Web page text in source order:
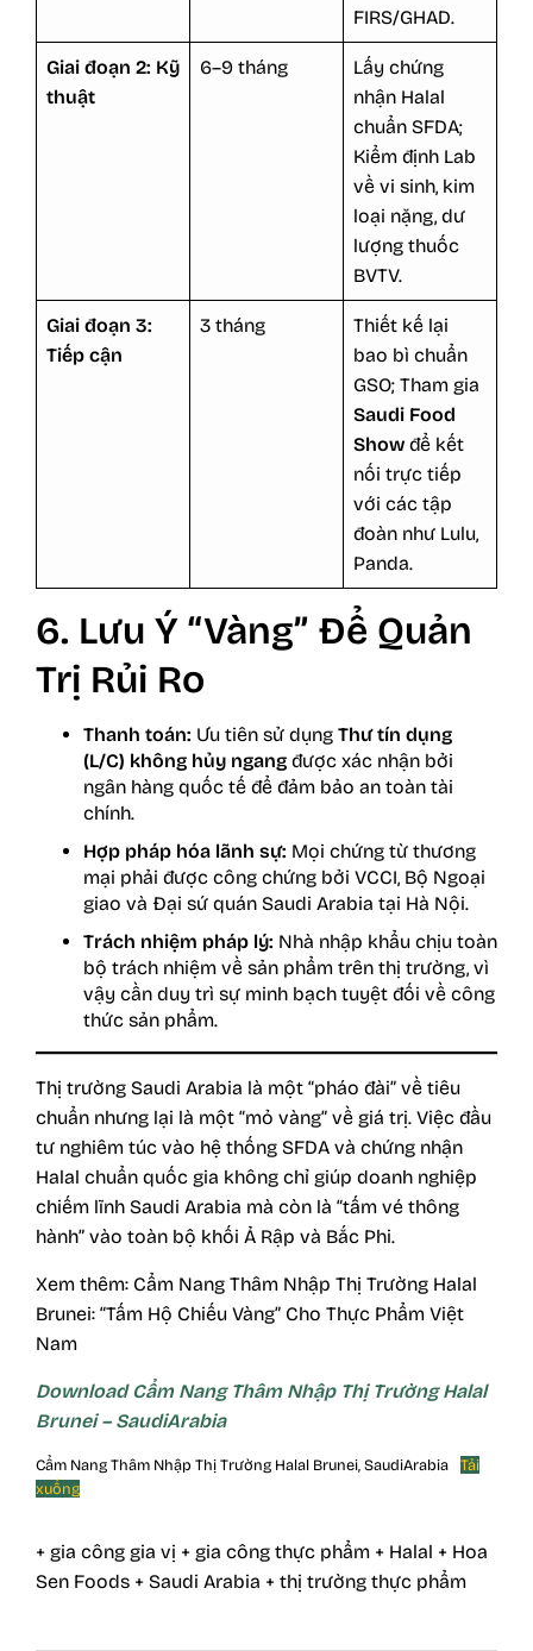
FIRS/GHAD.
Giai đoạn 2: Kỹ
thuật
6–9 tháng
Lấy chứng
nhận Halal
chuẩn SFDA;
Kiểm định Lab
về vi sinh, kim
loại nặng, dư
lượng thuốc
BVTV.
Giai đoạn 3:
Tiếp cận
3 tháng
Thiết kế lại
bao bì chuẩn
GSO; Tham gia
Saudi Food
Show để kết
nối trực tiếp
với các tập
đoàn như Lulu,
Panda.
6. Lưu Ý “Vàng” Để Quản
Trị Rủi Ro
Thanh toán: Ưu tiên sử dụng Thư tín dụng
(L/C) không hủy ngang được xác nhận bởi
ngân hàng quốc tế để đảm bảo an toàn tài
chính.
Hợp pháp hóa lãnh sự: Mọi chứng từ thương
mại phải được công chứng bởi VCCI, Bộ Ngoại
giao và Đại sứ quán Saudi Arabia tại Hà Nội.
Trách nhiệm pháp lý: Nhà nhập khẩu chịu toàn
bộ trách nhiệm về sản phẩm trên thị trường, vì
vậy cần duy trì sự minh bạch tuyệt đối về công
thức sản phẩm.
Thị trường Saudi Arabia là một “pháo đài” về tiêu
chuẩn nhưng lại là một “mỏ vàng” về giá trị. Việc đầu
tư nghiêm túc vào hệ thống SFDA và chứng nhận
Halal chuẩn quốc gia không chỉ giúp doanh nghiệp
chiếm lĩnh Saudi Arabia mà còn là “tấm vé thông
hành” vào toàn bộ khối Ả Rập và Bắc Phi.
Xem thêm: Cẩm Nang Thâm Nhập Thị Trường Halal
Brunei: “Tấm Hộ Chiếu Vàng” Cho Thực Phẩm Việt
Nam
Download Cẩm Nang Thâm Nhập Thị Trường Halal
Brunei – SaudiArabia
Cẩm Nang Thâm Nhập Thị Trường Halal Brunei, SaudiArabia
Tải
xuống
+ gia công gia vị + gia công thực phẩm + Halal + Hoa
Sen Foods + Saudi Arabia + thị trường thực phẩm